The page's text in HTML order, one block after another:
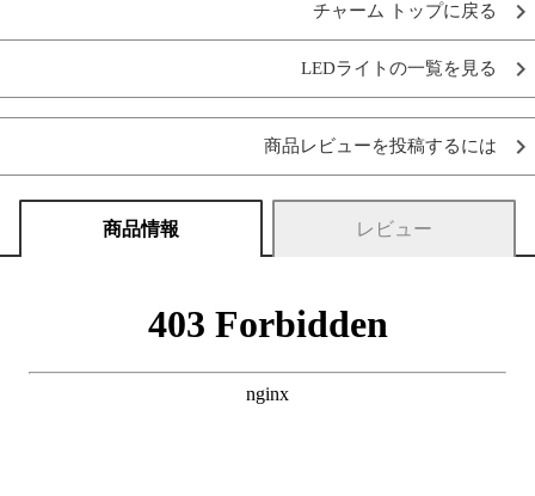
チャーム トップに戻る
LEDライトの一覧を見る
商品レビューを投稿するには
商品情報 レビュー